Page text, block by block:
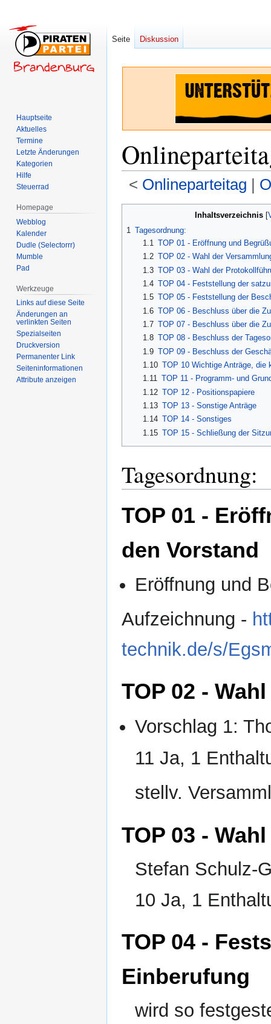
< Onlineparteitag ‎ |
springen
springen
Inhaltsverzeichnis
1 Tagesordnung:
1.1 TOP 01 - Eröffnung und
1.2 TOP 02 - Wahl der
1.3 TOP 03 - Wahl der
1.4 TOP 04 - Feststellung der
1.5 TOP 05 - Feststellung der
1.6 TOP 06 - Beschluss über die
1.7 TOP 07 - Beschluss über die
1.8 TOP 08 - Beschluss der
1.9 TOP 09 - Beschluss der
1.10 TOP 10 Wichtige Anträge, die
1.11 TOP 11 - Programm- und
1.12 TOP 12 - Positionspapiere
1.13 TOP 13 - Sonstige Anträge
1.14 TOP 14 - Sonstiges
1.15 TOP 15 - Schließung der
Tagesordnung:
TOP 01 -
den Vorstand
Eröffnung und
Aufzeichnung -
technik.de/s/
TOP 02 -
Vorschlag 1:
11 Ja, 1
stellv.
TOP 03 -
Stefan Schulz-
10 Ja, 1
TOP 04 -
Einberufung
wird so
Seite Diskussion
Hauptseite
Aktuelles
Termine
Letzte Änderungen
Kategorien
Hilfe
Steuerrad
Homepage
Webblog
Kalender
Dudle (Selectorrr)
Mumble
Pad
Werkzeuge
Links auf diese Seite
Änderungen an
verlinkten Seiten
Spezialseiten
Druckversion
Permanenter Link
Seiten­­informationen
Attribute anzeigen